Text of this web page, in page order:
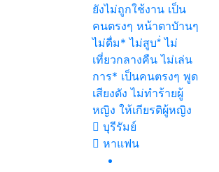
ยังไม่ถูกใช้งาน เป็น
คนตรงๆ หน้าตาบัานๆ
ไม่ดื่ม* ไม่สูบ*่ ไม่
เที่ยวกลางคืน ไม่เล่น
การ* เป็นคนตรงๆ พูด
เสียงดัง ไม่ทำร้ายผู้
หญิง ให้เกียรติผู้หญิง
บุรีรัมย์
หาแฟน